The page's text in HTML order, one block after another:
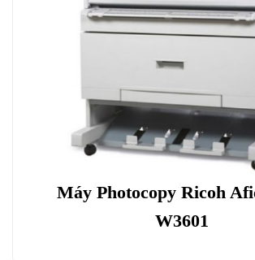
Máy Photocopy Ricoh
W3601